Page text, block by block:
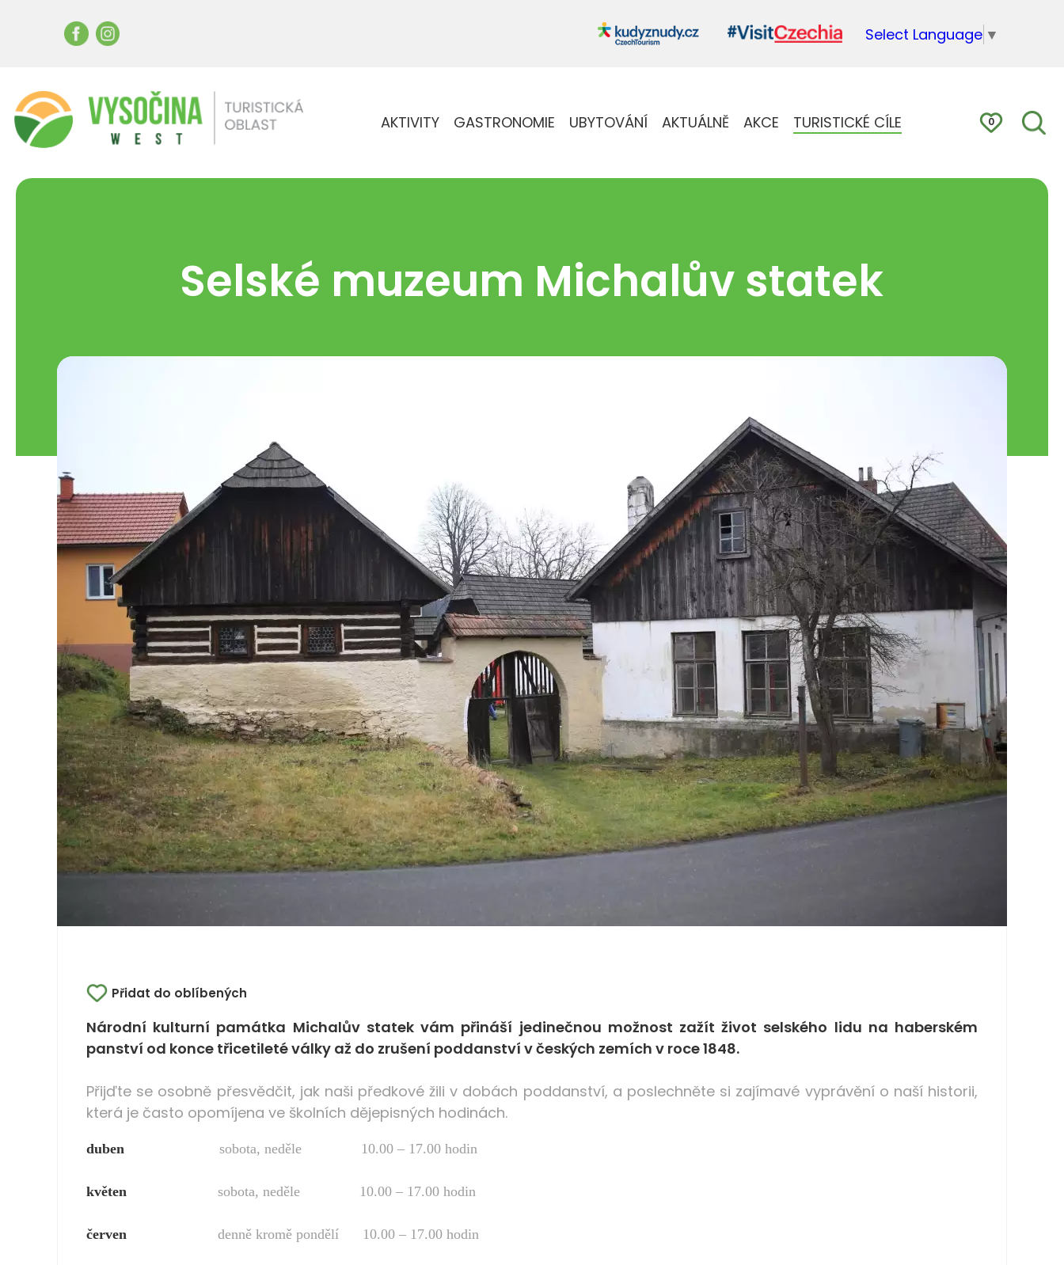
Select Language ▼
AKTIVITY GASTRONOMIE UBYTOVÁNÍ AKTUÁLNĚ AKCE TURISTICKÉ CÍLE 0
Selské muzeum Michalův statek
Přidat do oblíbených
Národní kulturní památka Michalův statek vám přináší jedinečnou možnost zažít život selského lidu na haberském
panství od konce třicetileté války až do zrušení poddanství v českých zemích v roce 1848.
Přijďte se osobně přesvědčit, jak naši předkové žili v dobách poddanství, a poslechněte si zajímavé vyprávění o naší historii,
která je často opomíjena ve školních dějepisných hodinách.
duben sobota, neděle 10.00 – 17.00 hodin
květen sobota, neděle 10.00 – 17.00 hodin
červen denně kromě pondělí 10.00 – 17.00 hodin